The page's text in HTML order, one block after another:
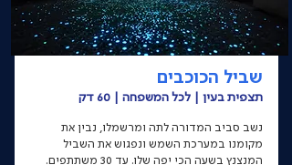
שביל הכוכבים
תצפית בעין | לכל המשפחה | 60 דק
נשב סביב המדורה לתה ומרשמלו, נבין את
מקומנו במערכת השמש ונפגוש את השביל
המנצנץ בשעה הכי יפה שלו. עד 30 משתתפים.